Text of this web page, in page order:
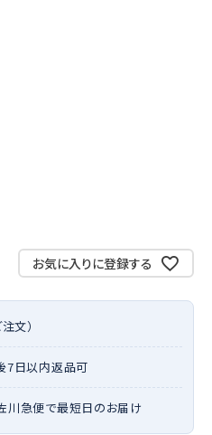
お気に入りに登録する
文）
7日以内返品可
川急便で最短日のお届け